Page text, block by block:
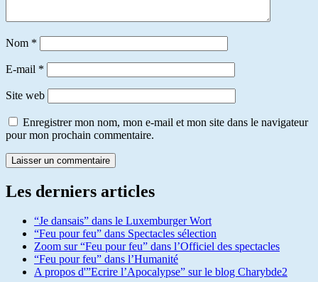
Nom *
E-mail *
Site web
Enregistrer mon nom, mon e-mail et mon site dans le navigateur
pour mon prochain commentaire.
Les derniers articles
“Je dansais” dans le Luxemburger Wort
“Feu pour feu” dans Spectacles sélection
Zoom sur “Feu pour feu” dans l’Officiel des spectacles
“Feu pour feu” dans l’Humanité
A propos d'”Ecrire l’Apocalypse” sur le blog Charybde2